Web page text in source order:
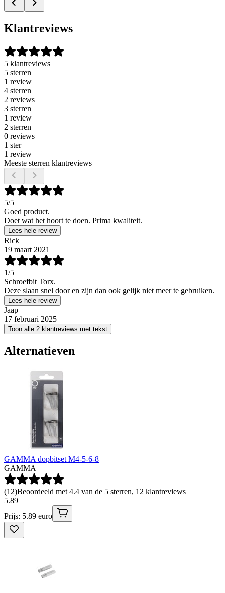
Klantreviews
5 klantreviews
5 sterren
1 review
4 sterren
2 reviews
3 sterren
1 review
2 sterren
0 reviews
1 ster
1 review
Meeste sterren klantreviews
5/5
Goed product.
Doet wat het hoort te doen. Prima kwaliteit.
Lees hele review
Rick
19 maart 2021
1/5
Schroefbit Torx.
Deze slaan snel door en zijn dan ook gelijk niet meer te gebruiken.
Lees hele review
Jaap
17 februari 2025
Toon alle 2 klantreviews met tekst
Alternatieven
GAMMA dopbitset M4-5-6-8
GAMMA
(12)Beoordeeld met 4.4 van de 5 sterren, 12 klantreviews
5.89
Prijs: 5.89 euro